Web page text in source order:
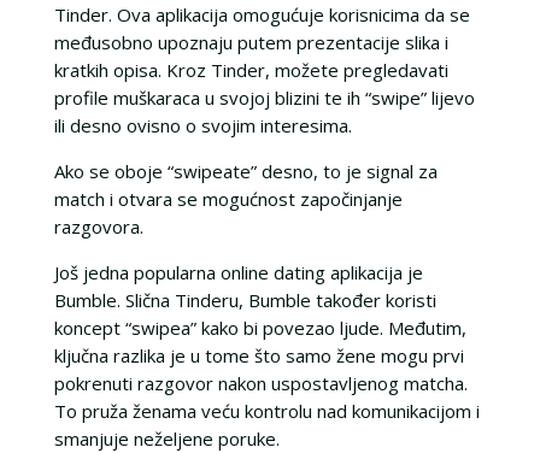
Tinder. Ova aplikacija omogućuje korisnicima da se
međusobno upoznaju putem prezentacije slika i
kratkih opisa. Kroz Tinder, možete pregledavati
profile muškaraca u svojoj blizini te ih “swipe” lijevo
ili desno ovisno o svojim interesima.
Ako se oboje “swipeate” desno, to je signal za
match i otvara se mogućnost započinjanje
razgovora.
Još jedna popularna online dating aplikacija je
Bumble. Slična Tinderu, Bumble također koristi
koncept “swipea” kako bi povezao ljude. Međutim,
ključna razlika je u tome što samo žene mogu prvi
pokrenuti razgovor nakon uspostavljenog matcha.
To pruža ženama veću kontrolu nad komunikacijom i
smanjuje neželjene poruke.